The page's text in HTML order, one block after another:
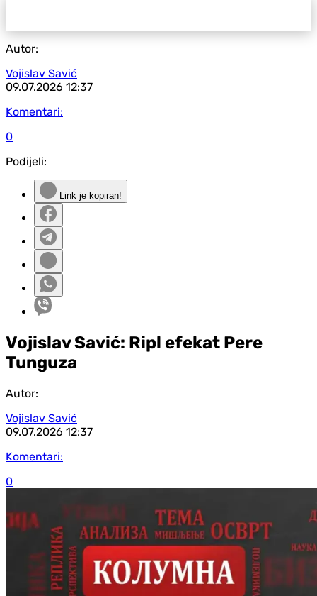
Autor:
Vojislav Savić
09.07.2026 12:37
Komentari:
0
Podijeli:
Link je kopiran!
Vojislav Savić: Ripl efekat Pere
Tunguza
Autor:
Vojislav Savić
09.07.2026 12:37
Komentari:
0